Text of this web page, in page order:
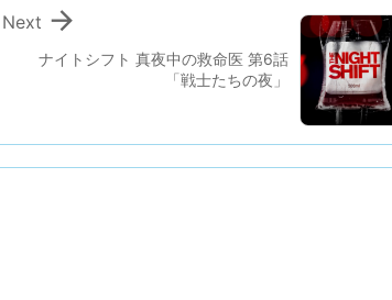
ナイトシフト 真夜中の救命医 第6話
「戦士たちの夜」

Next